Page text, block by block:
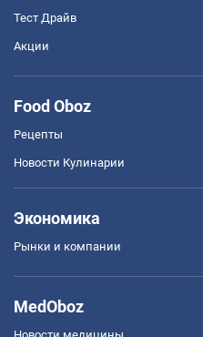
Тест Драйв
Акции
Food Oboz
Рецепты
Новости Кулинарии
Экономика
Рынки и компании
MedOboz